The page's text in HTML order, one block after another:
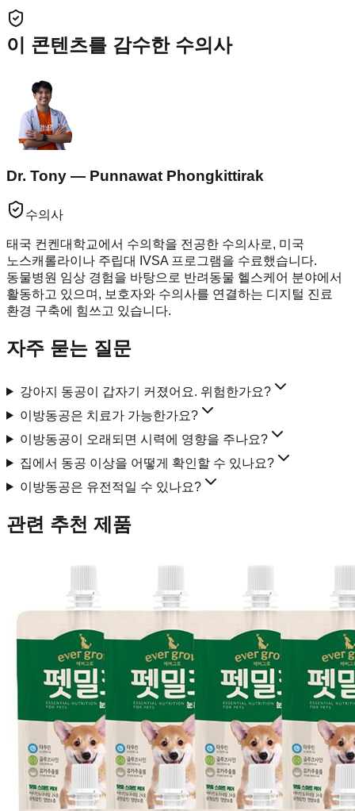
이 콘텐츠를 감수한 수의사
Dr. Tony — Punnawat Phongkittirak
수의사
태국 컨켄대학교에서 수의학을 전공한 수의사로, 미국
노스캐롤라이나 주립대 IVSA 프로그램을 수료했습니다.
동물병원 임상 경험을 바탕으로 반려동물 헬스케어 분야에서
활동하고 있으며, 보호자와 수의사를 연결하는 디지털 진료
환경 구축에 힘쓰고 있습니다.
자주 묻는 질문
강아지 동공이 갑자기 커졌어요. 위험한가요?
이방동공은 치료가 가능한가요?
이방동공이 오래되면 시력에 영향을 주나요?
집에서 동공 이상을 어떻게 확인할 수 있나요?
이방동공은 유전적일 수 있나요?
관련 추천 제품